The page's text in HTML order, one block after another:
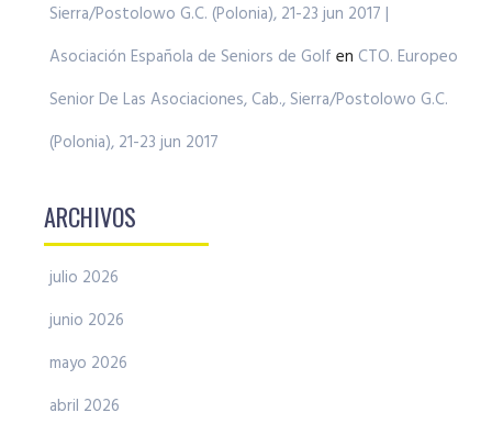
Sierra/Postolowo G.C. (Polonia), 21-23 jun 2017 |
Asociación Española de Seniors de Golf en CTO. Europeo
Senior De Las Asociaciones, Cab., Sierra/Postolowo G.C.
(Polonia), 21-23 jun 2017
ARCHIVOS
julio 2026
junio 2026
mayo 2026
abril 2026